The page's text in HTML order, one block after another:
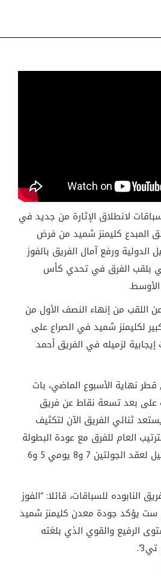
لانطلاق الإثارة من جديد في
المبدع كليمنز شميد من فرض
ورفع آمال الفريق بالفوز
بلقب الفرق في تحدي كأس
اللقب من إنهاء النصف الأول من
لكليمنز شميد في الصراع على
لزميله في الفريق أحمد
نهاية الأسبوع الماضي، بات
على بعد تسعة نقاط عن فريق
ثنائي الفريق الآن لتكثيف
العام للفرق مع عودة البطولة
مرة أخرى إلى حلبة لوسيل لعقد الجولتين 7 و8 يومي 5 و6
النابوده للسباقات، قائلا: “الفوز
يؤكد جودة معدن كليمنز شميد
الرفيع والقوي الذي بلغته